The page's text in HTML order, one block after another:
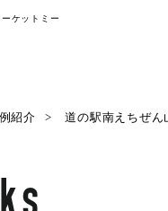
ケットミー
紹介 道の駅南えちぜん